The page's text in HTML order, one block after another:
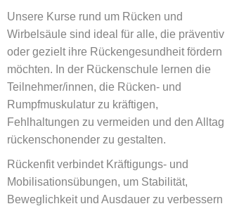
Unsere Kurse rund um Rücken und
Wirbelsäule sind ideal für alle, die präventiv
oder gezielt ihre Rückengesundheit fördern
möchten. In der Rückenschule lernen die
Teilnehmer/innen, die Rücken- und
Rumpfmuskulatur zu kräftigen,
Fehlhaltungen zu vermeiden und den Alltag
rückenschonender zu gestalten.
Rückenfit verbindet Kräftigungs- und
Mobilisationsübungen, um Stabilität,
Beweglichkeit und Ausdauer zu verbessern